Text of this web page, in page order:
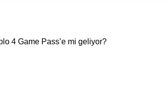
dolaşımı
4 Game Pass’e mi geliyor?